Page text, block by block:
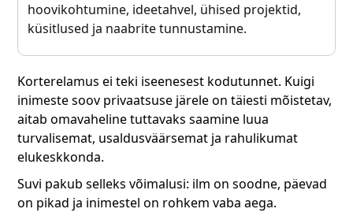
hoovikohtumine, ideetahvel, ühised projektid,
küsitlused ja naabrite tunnustamine.
Korterelamus ei teki iseenesest kodutunnet. Kuigi
inimeste soov privaatsuse järele on täiesti mõistetav,
aitab omavaheline tuttavaks saamine luua
turvalisemat, usaldusväärsemat ja rahulikumat
elukeskkonda.
Suvi pakub selleks võimalusi: ilm on soodne, päevad
on pikad ja inimestel on rohkem vaba aega.